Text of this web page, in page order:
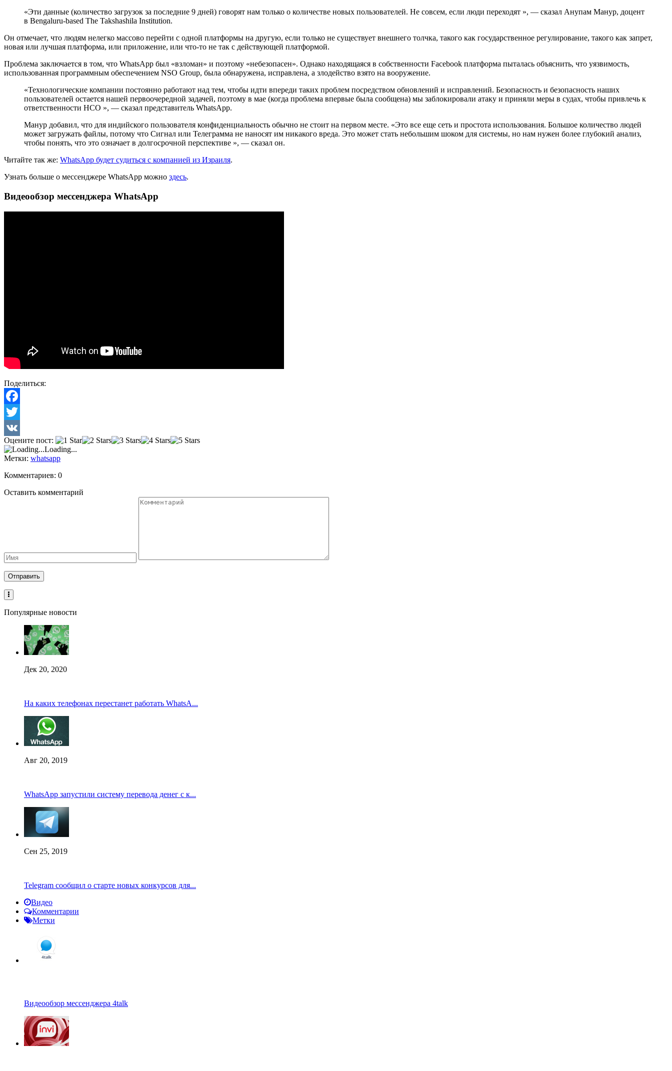
«Эти данные (количество загрузок за последние 9 дней) говорят нам только о количестве новых пользователей. Не совсем, если люди переходят », — сказал Анупам Манур, доцент
в Bengaluru-based The Takshashila Institution.
Он отмечает, что людям нелегко массово перейти с одной платформы на другую, если только не существует внешнего толчка, такого как государственное регулирование, такого как запрет,
новая или лучшая платформа, или приложение, или что-то не так с действующей платформой.
Проблема заключается в том, что WhatsApp был «взломан» и поэтому «небезопасен». Однако находящаяся в собственности Facebook платформа пыталась объяснить, что уязвимость,
использованная программным обеспечением NSO Group, была обнаружена, исправлена, а злодейство взято на вооружение.
«Технологические компании постоянно работают над тем, чтобы идти впереди таких проблем посредством обновлений и исправлений. Безопасность и безопасность наших
пользователей остается нашей первоочередной задачей, поэтому в мае (когда проблема впервые была сообщена) мы заблокировали атаку и приняли меры в судах, чтобы привлечь к
ответственности НСО », — сказал представитель WhatsApp.
Манур добавил, что для индийского пользователя конфиденциальность обычно не стоит на первом месте. «Это все еще сеть и простота использования. Большое количество людей
может загружать файлы, потому что Сигнал или Телеграмма не наносят им никакого вреда. Это может стать небольшим шоком для системы, но нам нужен более глубокий анализ,
чтобы понять, что это означает в долгосрочной перспективе », — сказал он.
Читайте так же: WhatsApp будет судиться с компанией из Израиля.
Узнать больше о мессенджере WhatsApp можно здесь.
Видеообзор мессенджера WhatsApp
Поделиться:
Facebook
Twitter
VK
Оцените пост:
Loading...
Метки: whatsapp
Комментариев: 0
Оставить комментарий
Популярные новости
Дек 20, 2020
На каких телефонах перестанет работать WhatsA...
Авг 20, 2019
WhatsApp запустили систему перевода денег с к...
Сен 25, 2019
Telegram сообщил о старте новых конкурсов для...
Видео
Комментарии
Метки
Видеообзор мессенджера 4talk